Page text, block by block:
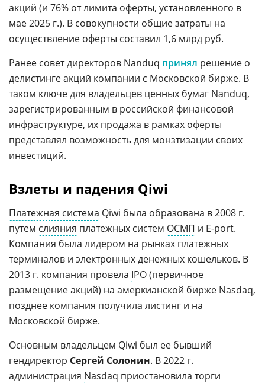
акций (и 76% от лимита оферты, установленного в
мае 2025 г.). В совокупности общие затраты на
осуществление оферты составил 1,6 млрд руб.
Ранее совет директоров Nanduq принял решение о
делистинге акций компании с Московской бирже. В
таком ключе для владельцев ценных бумаг Nanduq,
зарегистрированным в российской финансовой
инфраструктуре, их продажа в рамках оферты
представлял возможность для монзтизации своих
инвестиций.
Взлеты и падения Qiwi
Платежная система Qiwi была образована в 2008 г.
путем слияния платежных систем ОСМП и E-port.
Компания была лидером на рынках платежных
терминалов и электронных денежных кошельков. В
2013 г. компания провела IPO(первичное
размещение акций) на амеркианской бирже Nasdaq,
позднее компания получила листинг и на
Московской бирже.
Основным владельцем Qiwi был ее бывший
гендиректор Сергей Солонин. В 2022 г.
администрация Nasdaq приостановила торги